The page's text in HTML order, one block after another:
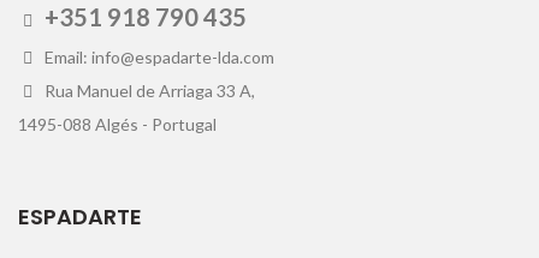
+351 918 790 435
Email: info@espadarte-lda.com
Rua Manuel de Arriaga 33 A,
1495-088 Algés - Portugal
ESPADARTE